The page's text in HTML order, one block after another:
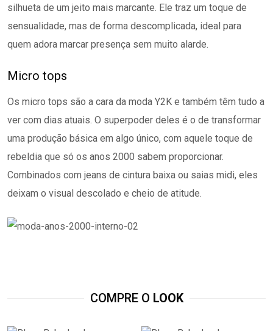
silhueta de um jeito mais marcante. Ele traz um toque de
sensualidade, mas de forma descomplicada, ideal para
quem adora marcar presença sem muito alarde.
Micro tops
Os micro tops são a cara da moda Y2K e também têm tudo a
ver com dias atuais. O superpoder deles é o de transformar
uma produção básica em algo único, com aquele toque de
rebeldia que só os anos 2000 sabem proporcionar.
Combinados com jeans de cintura baixa ou saias midi, eles
deixam o visual descolado e cheio de atitude.
COMPRE O LOOK